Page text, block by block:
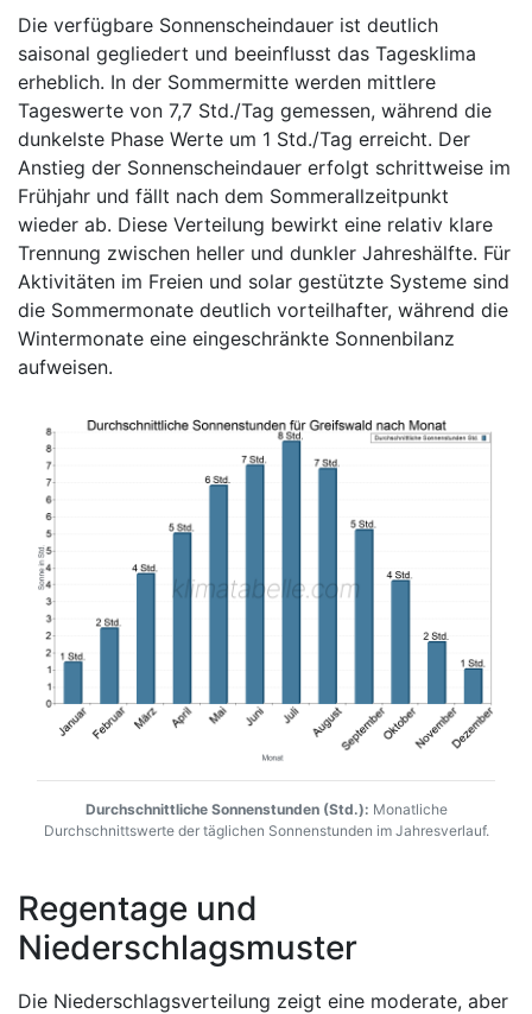
Die verfügbare Sonnenscheindauer ist deutlich
saisonal gegliedert und beeinflusst das Tagesklima
erheblich. In der Sommermitte werden mittlere
Tageswerte von 7,7 Std./Tag gemessen, während die
dunkelste Phase Werte um 1 Std./Tag erreicht. Der
Anstieg der Sonnenscheindauer erfolgt schrittweise im
Frühjahr und fällt nach dem Sommerallzeitpunkt
wieder ab. Diese Verteilung bewirkt eine relativ klare
Trennung zwischen heller und dunkler Jahreshälfte. Für
Aktivitäten im Freien und solar gestützte Systeme sind
die Sommermonate deutlich vorteilhafter, während die
Wintermonate eine eingeschränkte Sonnenbilanz
aufweisen.
Durchschnittliche Sonnenstunden (Std.): Monatliche
Durchschnittswerte der täglichen Sonnenstunden im Jahresverlauf.
Regentage und
Niederschlagsmuster
Die Niederschlagsverteilung zeigt eine moderate, aber